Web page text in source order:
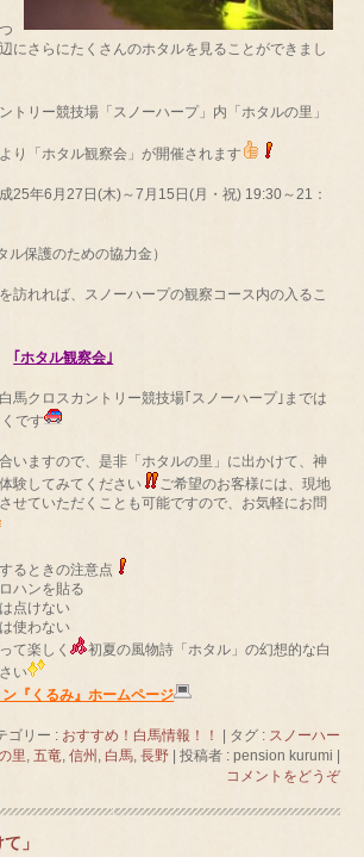
にさらにたくさんのホタルを見ることができまし
トリー競技場「スノーハープ」内「ホタルの里」
り「ホタル観察会」が開催されます
25年6月27日(木)～7月15日(月・祝) 19:30～21：
保護のための協力金）
訪れれば、スノーハープの観察コース内の入るこ
｢ホタル観察会｣
馬クロスカントリー競技場｢スノーハープ｣までは
です
いますので、是非「ホタルの里」に出かけて、神
験してみてください
ご希望のお客様には、現地
せていただくことも可能ですので、お気軽にお問
るときの注意点
ハンを貼る
点けない
使わない
て楽しく
初夏の風物詩「ホタル」の幻想的な白
い
『くるみ』ホームページ
ゴリー : おすすめ！白馬情報！！ | タグ : スノーハー
里 五竜 信州 白馬 長野 | 投稿者 : pension kurumi |
コメントをどうぞ
」